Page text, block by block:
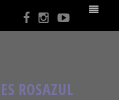
ROSAZUL